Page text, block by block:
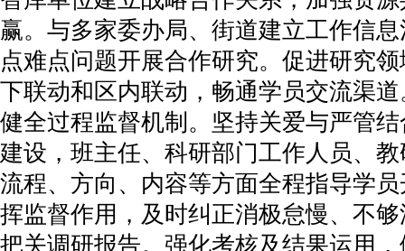
赢。与多家委办局、街道建立工作信
点难点问题开展合作研究。促进研究
下联动和区内联动，畅通学员交流渠
健全过程监督机制。坚持关爱与严管
建设，班主任、科研部门工作人员、
流程、方向、内容等方面全程指导学
挥监督作用，及时纠正消极怠慢、不
把关调研报告。强化考核及结果运用